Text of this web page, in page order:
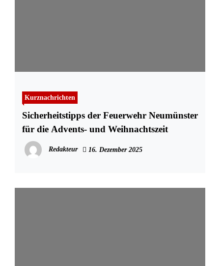
Kurznachrichten
Sicherheitstipps der Feuerwehr Neumünster
für die Advents- und Weihnachtszeit
Redakteur 16. Dezember 2025